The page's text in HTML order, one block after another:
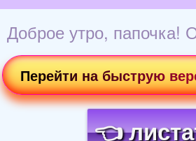
Доброе утро, папочка!
Перейти на быструю
👈